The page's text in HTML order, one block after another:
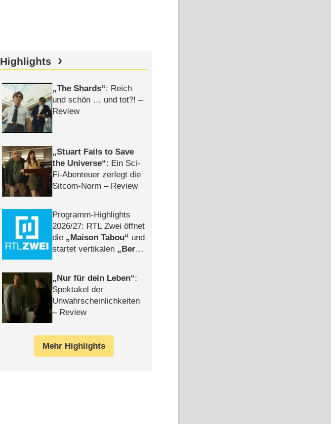
Bild:
Highlights
The Shards : Reich
und schön … und tot?! –
Review
Stuart Fails to Save
the Universe : Ein Sci-
Fi-Abenteuer zerlegt die
Sitcom-Norm – Review
Programm-Highlights
2026/​27: RTL Zwei öffnet
die
Maison Tabou
und
startet vertikalen
Berlin
Nur für dein Leben :
Spektakel der
Unwahrscheinlichkeiten
– Review
Mehr Highlights